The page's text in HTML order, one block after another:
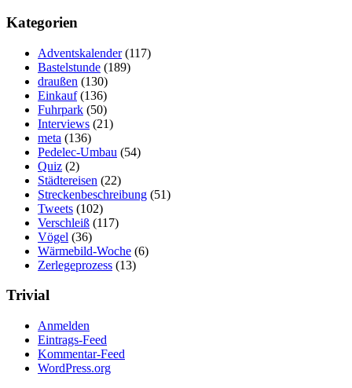
Kategorien
Adventskalender(117)
Bastelstunde (189)
draußen (130)
Einkauf(136)
Fuhrpark (50)
Interviews (21)
meta (136)
Pedelec-Umbau (54)
Quiz (2)
Städtereisen (22)
Streckenbeschreibung (51)
Tweets (102)
Verschleiß (117)
Vögel (36)
Wärmebild-Woche (6)
Zerlegeprozess (13)
Trivial
Anmelden
Eintrags-Feed
Kommentar-Feed
WordPress.org